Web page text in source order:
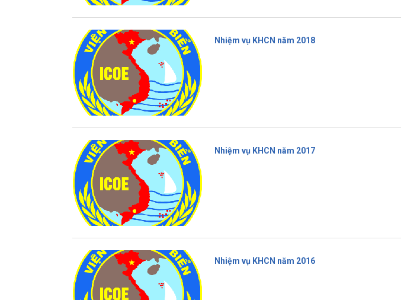
Nhiệm vụ KHCN năm 2018
Nhiệm vụ KHCN năm 2017
Nhiệm vụ KHCN năm 2016